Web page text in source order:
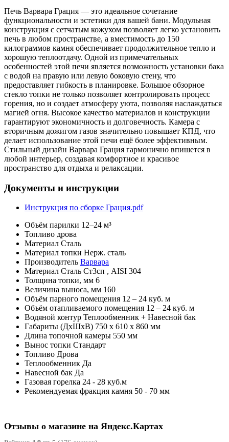
Печь Варвара Грация — это идеальное сочетание
функциональности и эстетики для вашей бани. Модульная
конструкция с сетчатым кожухом позволяет легко установить
печь в любом пространстве, а вместимость до 150
килограммов камня обеспечивает продолжительное тепло и
хорошую теплоотдачу. Одной из примечательных
особенностей этой печи является возможность установки бака
с водой на правую или левую боковую стену, что
предоставляет гибкость в планировке. Большое обзорное
стекло топки не только позволяет контролировать процесс
горения, но и создает атмосферу уюта, позволяя наслаждаться
магией огня. Высокое качество материалов и конструкции
гарантируют экономичность и долговечность. Камера с
вторичным дожигом газов значительно повышает КПД, что
делает использование этой печи ещё более эффективным.
Стильный дизайн Варвара Грация гармонично впишется в
любой интерьер, создавая комфортное и красивое
пространство для отдыха и релаксации.
Документы и инструкции
Инструкция по сборке Грация.pdf
Объём парилки 12–24 м³
Топливо дрова
Материал Сталь
Материал топки Нерж. сталь
Производитель Варвара
Материал Сталь Ст3сп , AISI 304
Толщина топки, мм 6
Величина выноса, мм 160
Объём парного помещения 12 – 24 куб. м
Объём отапливаемого помещения 12 – 24 куб. м
Водяной контур Теплообменник + Навесной бак
Габариты (ДхШхВ) 750 х 610 х 860 мм
Длина топочной камеры 550 мм
Вынос топки Стандарт
Топливо Дрова
Теплообменник Да
Навесной бак Да
Газовая горелка 24 - 28 куб.м
Рекомендуемая фракция камня 50 - 70 мм
Отзывы о магазине на Яндекс.Картах